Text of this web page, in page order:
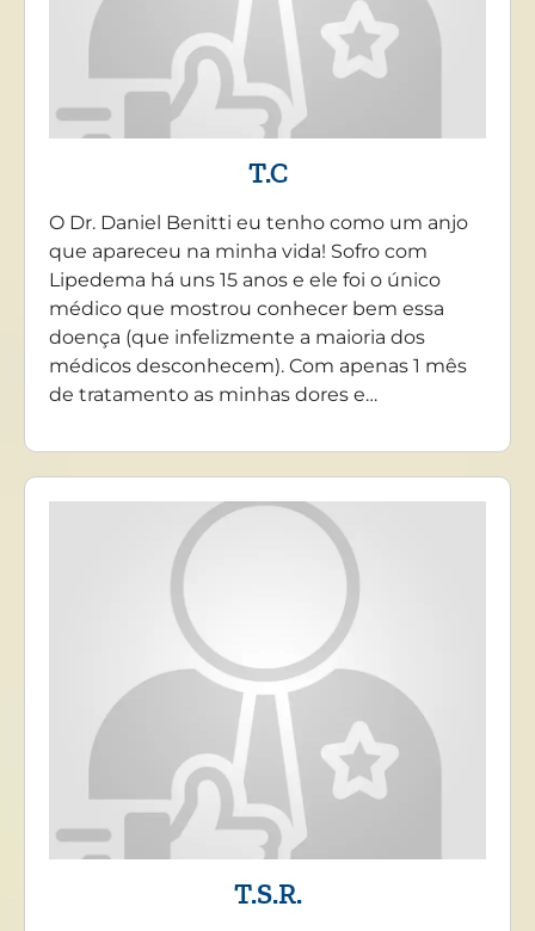
T.C
O Dr. Daniel Benitti eu tenho como um anjo
que apareceu na minha vida! Sofro com
Lipedema há uns 15 anos e ele foi o único
médico que mostrou conhecer bem essa
doença (que infelizmente a maioria dos
médicos desconhecem). Com apenas 1 mês
de tratamento as minhas dores e…
T.S.R.